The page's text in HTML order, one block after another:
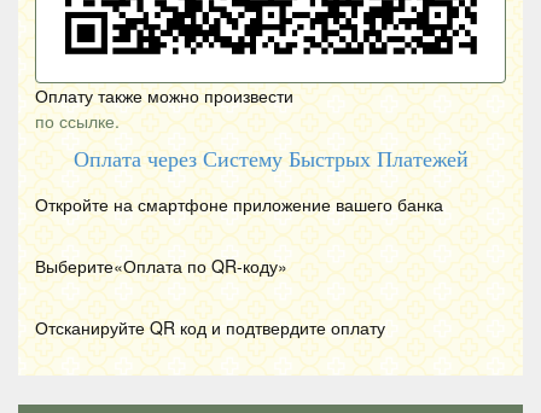
Оплату также можно произвести
по ссылке.
Оплата через Систему Быстрых Платежей
Откройте на смартфоне приложение вашего банка
Выберите«Оплата по QR-коду»
Отсканируйте QR код и подтвердите оплату